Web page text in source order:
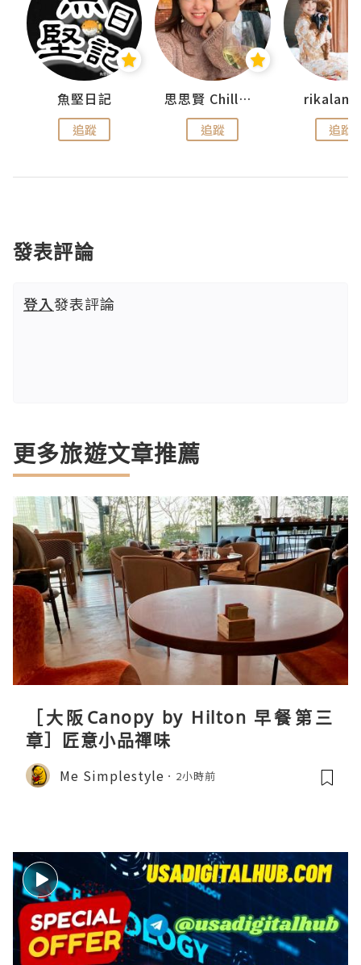
魚堅日記
追蹤
思思賢 ChillMyBabe
追蹤 追蹤
發表評論
登入發表評論
更多旅遊文章推薦
［大阪Canopy by Hilton 早餐第三
章］匠意小品禪味
Me Simplestyle 2小時前